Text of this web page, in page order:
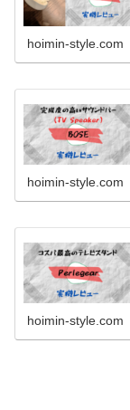
hoimin-style.com
hoimin-style.com
hoimin-style.com